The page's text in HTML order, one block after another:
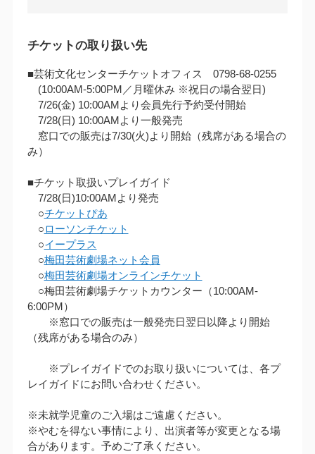
チケットの取り扱い先
■芸術文化センターチケットオフィス 0798-68-0255
(10:00AM‐5:00PM／月曜休み ※祝日の場合翌日)
7/26(金) 10:00AMより会員先行予約受付開始
7/28(日) 10:00AMより一般発売
窓口での販売は7/30(火)より開始（残席がある場合の
み）
■チケット取扱いプレイガイド
7/28(日)10:00AMより発売
○チケットぴあ
○ローソンチケット
○イープラス
○梅田芸術劇場ネット会員
○梅田芸術劇場オンラインチケット
○梅田芸術劇場チケットカウンター（10:00AM‐
6:00PM）
※窓口での販売は一般発売日翌日以降より開始
（残席がある場合のみ）
※プレイガイドでのお取り扱いについては、各プ
レイガイドにお問い合わせください。
※未就学児童のご入場はご遠慮ください。
※やむを得ない事情により、出演者等が変更となる場
合があります。予めご了承ください。